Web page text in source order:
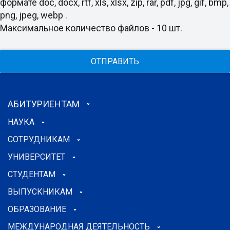
формате doc, docx, rtf, xls, xlsx, zip, rar, pdf, jpg, gif, bmp,
png, jpeg, webp .
Максимальное количество файлов - 10 шт.
ОТПРАВИТЬ
АБИТУРИЕНТАМ
НАУКА
СОТРУДНИКАМ
УНИВЕРСИТЕТ
СТУДЕНТАМ
ВЫПУСКНИКАМ
ОБРАЗОВАНИЕ
МЕЖДУНАРОДНАЯ ДЕЯТЕЛЬНОСТЬ